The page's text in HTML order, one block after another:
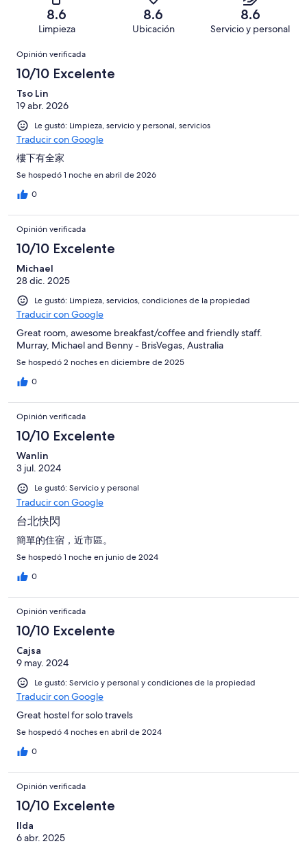
opiniones
opiniones
de
329
opiniones
Basada
de
opiniones
Terrible.
Basada
de
329
opiniones
8.6
Limpieza
8.6
Ubicación
8.6
Servicio y personal
Opiniones
Opinión verificada
10/10 Excelente
Tso Lin
19 abr. 2026
Le gustó: Limpieza, servicio y personal, servicios
Traducir con Google
樓下有全家
Se hospedó 1 noche en abril de 2026
0
Opinión verificada
10/10 Excelente
Michael
28 dic. 2025
Le gustó: Limpieza, servicios, condiciones de la propiedad
Traducir con Google
Great room, awesome breakfast/coffee and friendly staff.
Murray, Michael and Benny - BrisVegas, Australia
Se hospedó 2 noches en diciembre de 2025
0
Opinión verificada
10/10 Excelente
Wanlin
3 jul. 2024
Le gustó: Servicio y personal
Traducir con Google
台北快閃
簡單的住宿，近市區。
Se hospedó 1 noche en junio de 2024
0
Opinión verificada
10/10 Excelente
Cajsa
9 may. 2024
Le gustó: Servicio y personal y condiciones de la propiedad
Traducir con Google
Great hostel for solo travels
Se hospedó 4 noches en abril de 2024
0
Opinión verificada
10/10 Excelente
Ilda
6 abr. 2025